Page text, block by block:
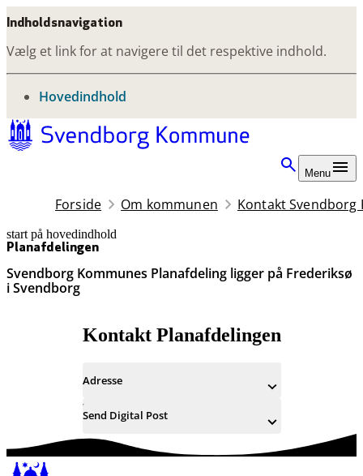
Indholdsnavigation
Vælg et link for at navigere til det respektive indhold.
gå til
Hovedindhold
Menu
Forside Om kommunen Kontakt Svendborg
start på hovedindhold
Planafdelingen
Svendborg Kommunes Planafdeling ligger på Frederiksø
i Svendborg
senest opdateret 9. marts 2026
Kontakt Planafdelingen
Adresse
Send Digital Post